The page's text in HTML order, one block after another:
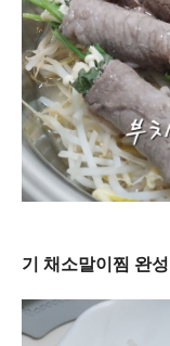
숙주와
기 채소말이찜 완성